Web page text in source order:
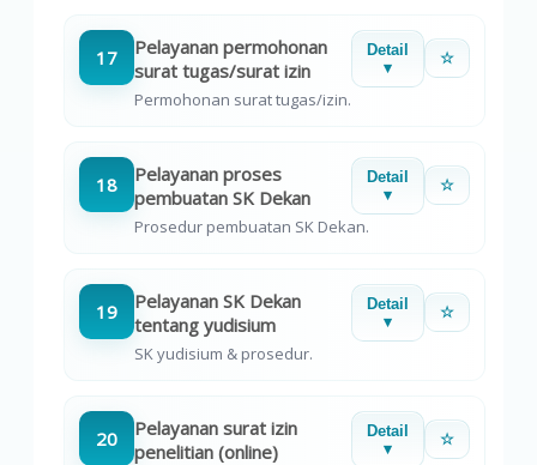
17
Pelayanan permohonan
surat tugas/surat izin
Detail
▾
☆
Permohonan surat tugas/izin.
18
Pelayanan proses
pembuatan SK Dekan
Detail
▾
☆
Prosedur pembuatan SK Dekan.
19
Pelayanan SK Dekan
tentang yudisium
Detail
▾
☆
SK yudisium & prosedur.
20
Pelayanan surat izin
penelitian (online)
Detail
▾
☆